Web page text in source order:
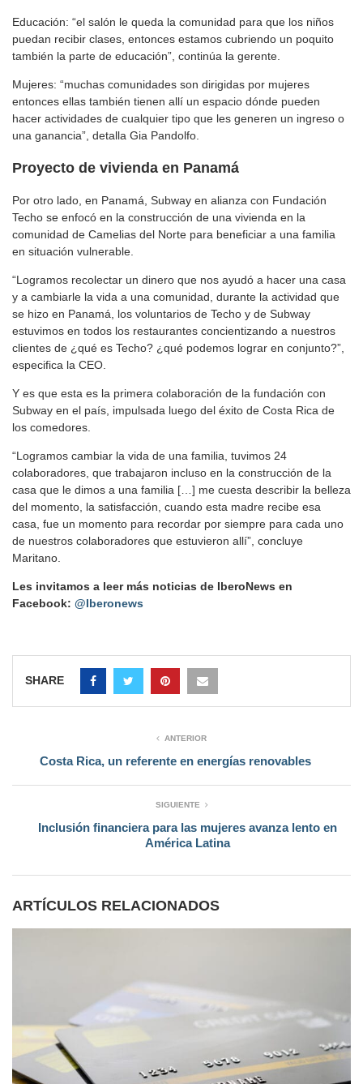
Educación: “el salón le queda la comunidad para que los niños
puedan recibir clases, entonces estamos cubriendo un poquito
también la parte de educación”, continúa la gerente.
Mujeres: “muchas comunidades son dirigidas por mujeres
entonces ellas también tienen allí un espacio dónde pueden
hacer actividades de cualquier tipo que les generen un ingreso o
una ganancia”, detalla Gia Pandolfo.
Proyecto de vivienda en Panamá
Por otro lado, en Panamá, Subway en alianza con Fundación
Techo se enfocó en la construcción de una vivienda en la
comunidad de Camelias del Norte para beneficiar a una familia
en situación vulnerable.
“Logramos recolectar un dinero que nos ayudó a hacer una casa
y a cambiarle la vida a una comunidad, durante la actividad que
se hizo en Panamá, los voluntarios de Techo y de Subway
estuvimos en todos los restaurantes concientizando a nuestros
clientes de ¿qué es Techo? ¿qué podemos lograr en conjunto?”,
especifica la CEO.
Y es que esta es la primera colaboración de la fundación con
Subway en el país, impulsada luego del éxito de Costa Rica de
los comedores.
“Logramos cambiar la vida de una familia, tuvimos 24
colaboradores, que trabajaron incluso en la construcción de la
casa que le dimos a una familia […] me cuesta describir la belleza
del momento, la satisfacción, cuando esta madre recibe esa
casa, fue un momento para recordar por siempre para cada uno
de nuestros colaboradores que estuvieron allí”, concluye
Maritano.
Les invitamos a leer más noticias de IberoNews en
Facebook: @Iberonews
SHARE
ANTERIOR
Costa Rica, un referente en energías renovables
SIGUIENTE
Inclusión financiera para las mujeres avanza lento en
América Latina
ARTÍCULOS RELACIONADOS